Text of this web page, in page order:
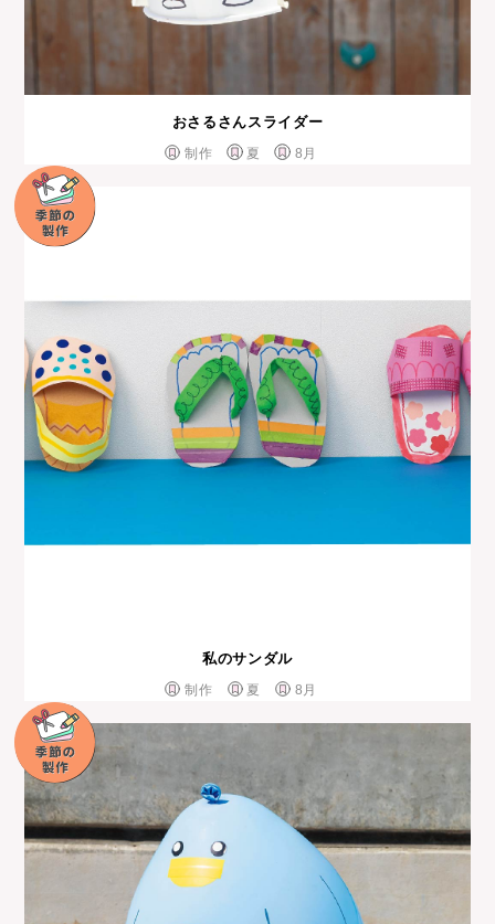
おさるさんスライダー
制作 夏 8月
私のサンダル
制作 夏 8月